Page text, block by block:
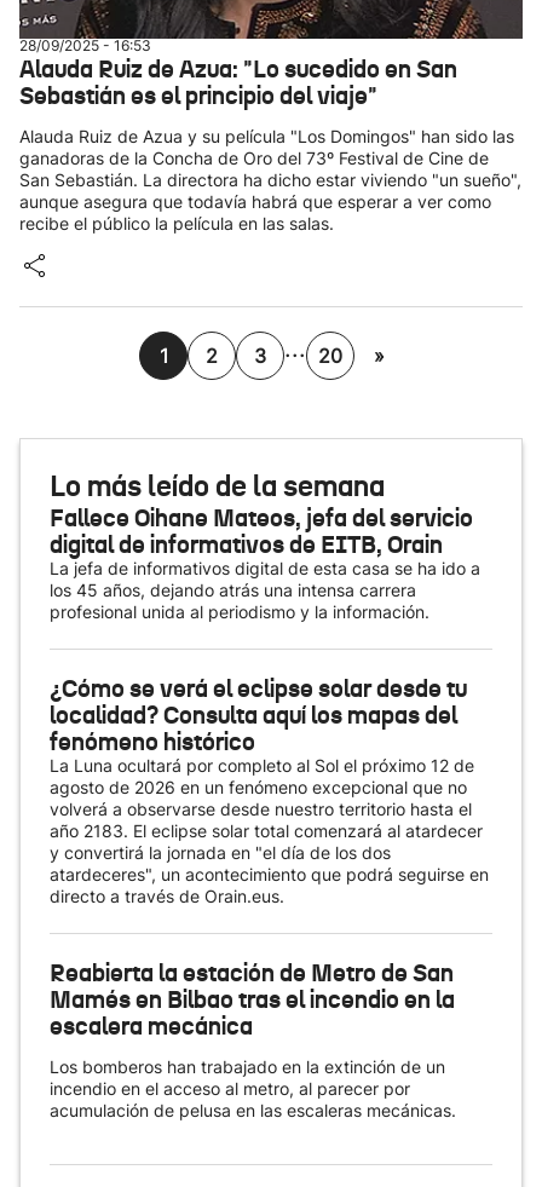
28/09/2025 - 16:53
Alauda Ruiz de Azua: "Lo sucedido en San
Sebastián es el principio del viaje"
Alauda Ruiz de Azua y su película "Los Domingos" han sido las
ganadoras de la Concha de Oro del 73º Festival de Cine de
San Sebastián. La directora ha dicho estar viviendo "un sueño",
aunque asegura que todavía habrá que esperar a ver como
recibe el público la película en las salas.
1 2 3 ... 20 »
Lo más leído de la semana
Fallece Oihane Mateos, jefa del servicio
digital de informativos de EITB, Orain
La jefa de informativos digital de esta casa se ha ido a
los 45 años, dejando atrás una intensa carrera
profesional unida al periodismo y la información.
¿Cómo se verá el eclipse solar desde tu
localidad? Consulta aquí los mapas del
fenómeno histórico
La Luna ocultará por completo al Sol el próximo 12 de
agosto de 2026 en un fenómeno excepcional que no
volverá a observarse desde nuestro territorio hasta el
año 2183. El eclipse solar total comenzará al atardecer
y convertirá la jornada en "el día de los dos
atardeceres", un acontecimiento que podrá seguirse en
directo a través de Orain.eus.
Reabierta la estación de Metro de San
Mamés en Bilbao tras el incendio en la
escalera mecánica
Los bomberos han trabajado en la extinción de un
incendio en el acceso al metro, al parecer por
acumulación de pelusa en las escaleras mecánicas.